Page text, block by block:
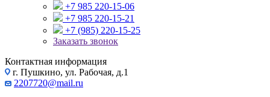
+7 985 220-15-06
+7 985 220-15-21
+7 (985) 220-15-25
Заказать звонок
Контактная информация
г. Пушкино, ул. Рабочая, д.1
2207720@mail.ru